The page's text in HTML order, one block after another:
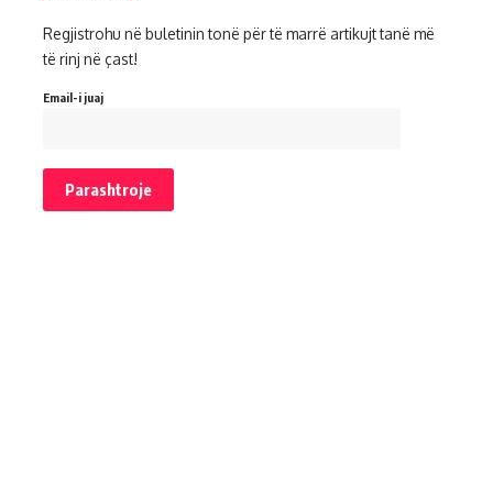
Regjistrohu në buletinin tonë për të marrë artikujt tanë më
të rinj në çast!
Email-i juaj